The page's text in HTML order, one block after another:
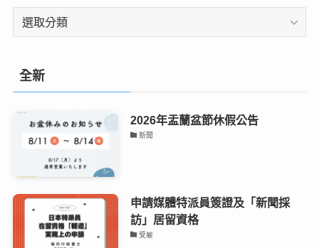
類
全新
2026年盂蘭盆節休假公告
新聞
申請媒體特派員簽證及「新聞採
訪」居留資格
受雇